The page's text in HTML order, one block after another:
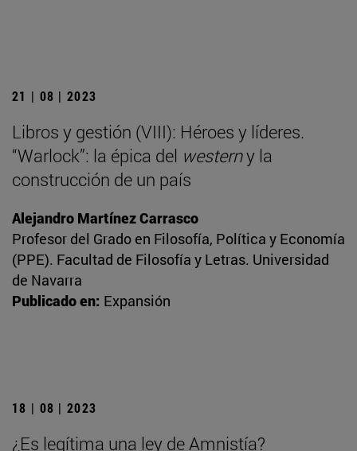
21 | 08 | 2023
Libros y gestión (VIII): Héroes y líderes.
“Warlock”: la épica del westerny la
construcción de un país
Alejandro Martínez Carrasco
Profesor del Grado en Filosofía, Política y Economía
(PPE). Facultad de Filosofía y Letras. Universidad
de Navarra
Publicado en: Expansión
18 | 08 | 2023
¿Es legítima una ley de Amnistía?